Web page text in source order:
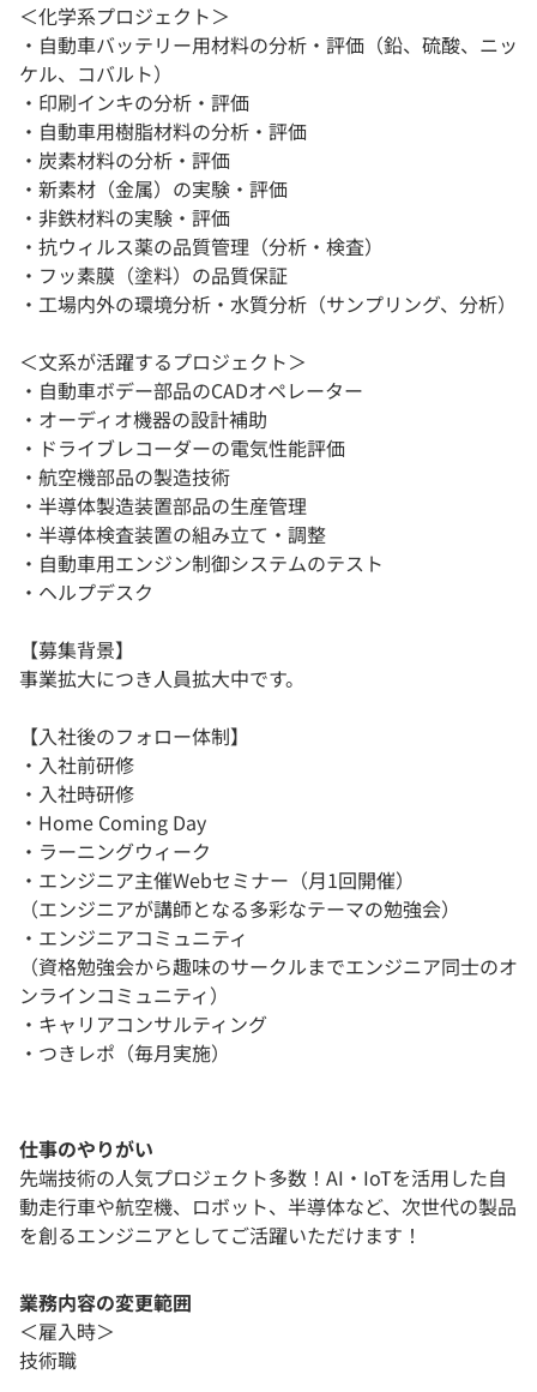
＜化学系プロジェクト＞
・自動車バッテリー用材料の分析・評価（鉛、硫酸、ニッ
ケル、コバルト）
・印刷インキの分析・評価
・自動車用樹脂材料の分析・評価
・炭素材料の分析・評価
・新素材（金属）の実験・評価
・非鉄材料の実験・評価
・抗ウィルス薬の品質管理（分析・検査）
・フッ素膜（塗料）の品質保証
・工場内外の環境分析・水質分析（サンプリング、分析）
＜文系が活躍するプロジェクト＞
・自動車ボデー部品のCADオペレーター
・オーディオ機器の設計補助
・ドライブレコーダーの電気性能評価
・航空機部品の製造技術
・半導体製造装置部品の生産管理
・半導体検査装置の組み立て・調整
・自動車用エンジン制御システムのテスト
・ヘルプデスク
【募集背景】
事業拡大につき人員拡大中です。
【入社後のフォロー体制】
・入社前研修
・入社時研修
・Home Coming Day
・ラーニングウィーク
・エンジニア主催Webセミナー（月1回開催）
（エンジニアが講師となる多彩なテーマの勉強会）
・エンジニアコミュニティ
（資格勉強会から趣味のサークルまでエンジニア同士のオ
ンラインコミュニティ）
・キャリアコンサルティング
・つきレポ（毎月実施）
仕事のやりがい
先端技術の人気プロジェクト多数！AI・IoTを活用した自
動走行車や航空機、ロボット、半導体など、次世代の製品
を創るエンジニアとしてご活躍いただけます！
業務内容の変更範囲
＜雇入時＞
技術職